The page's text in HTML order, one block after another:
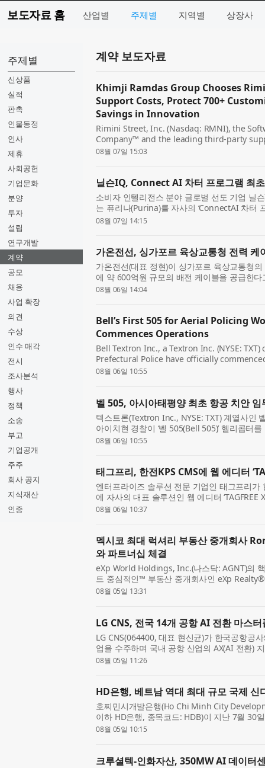
보도자료 홈 산업별 주제별 지역별 상장사
주제별
신상품
실적
판촉
인물동정
인사
제휴
사회공헌
기업문화
분양
투자
설립
연구개발
계약
공모
채용
사업 확장
의견
수상
인수 매각
전시
조사분석
행사
정책
소송
부고
기업공개
주주
회사 공지
지식재산
인증
계약 보도자료
Khimji Ramdas Group Chooses
Support Costs, Protect 700+
Savings in Innovation
Rimini Street, Inc. (Nasdaq: RMNI), the
Company™ and the leading third-party
VMware software, today announced that
08월 07일 15:03
닐슨IQ, Connect AI 차터 프로그램 최초
소비자 인텔리전스 분야 글로벌 선도 기업 닐
는 퓨리나(Purina)를 자사의 ‘ConnectAI 차터
Program)’의 최초 고객사로 선정했다고 발표
08월 07일 14:15
가온전선, 싱가포르 육상교통청 전력 케
가온전선(대표 정현)이 싱가포르 육상교통청
에 약 600억원 규모의 배전 케이블을 공급한
상교통청 벤더 등록 후 첫 수주를 확보하며,
08월 06일 14:04
Bell’s First 505 for Aerial Policing
Commences Operations
Bell Textron Inc., a Textron Inc. (NYSE:
Prefectural Police have officially
utilizing the Bell 505, marking a landmark
08월 06일 10:55
벨 505, 아시아태평양 최초 항공 치안 임
텍스트론(Textron Inc., NYSE: TXT) 계열사인
아이치현 경찰이 ‘벨 505(Bell 505)’ 헬리콥터
시작했다고 발표했다. 이는 아시아태평양 지
08월 06일 10:55
태그프리, 한전KPS CMS에 웹 에디터
엔터프라이즈 솔루션 전문 기업인 태그프리가
에 자사의 대표 솔루션인 웹 에디터
이번 공급을 통해 한전KPS는 CMS 내 웹 콘텐
08월 06일 10:37
멕시코 최대 럭셔리 부동산 중개회사
와 파트너십 체결
eXp World Holdings, Inc.(나스닥: AGNT)의
트 중심적인™ 부동산 중개회사인 eXp
(Baja California Sur) 지역에서 거래 건수 기
08월 05일 13:31
LG CNS, 전국 14개 공항 AI 전환 마스
LG CNS(064400, 대표 현신균)가 한국공항공
업을 수주하며 국내 공항 산업의 AX(AI 전환)
제주 등 전국 14개 공항 운영 전반에 AI를 적
08월 05일 11:26
HD은행, 베트남 역대 최대 규모 국제 신
호찌민시개발은행(Ho Chi Minh City
이하 HD은행, 종목코드: HDB)이 지난 7월 30
Development Bank), 스탠다드차타드
08월 05일 10:15
크루셜텍-인화자산, 350MW AI 데이터